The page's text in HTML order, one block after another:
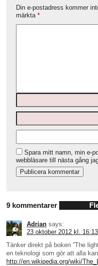
Din e-postadress kommer
märkta *
Spara mitt namn, min e-
webbläsare till nästa gång
9 kommentarer
Adrian says:
23 oktober 2012 kl. 16:13
Tänker direkt på boken ”The
en teknologi som gör att alla
http://en.wikipedia.org/wiki/